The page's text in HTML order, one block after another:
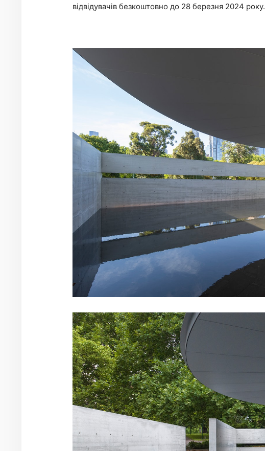
відвідувачів безкоштовно до 28 березня 2024 року.